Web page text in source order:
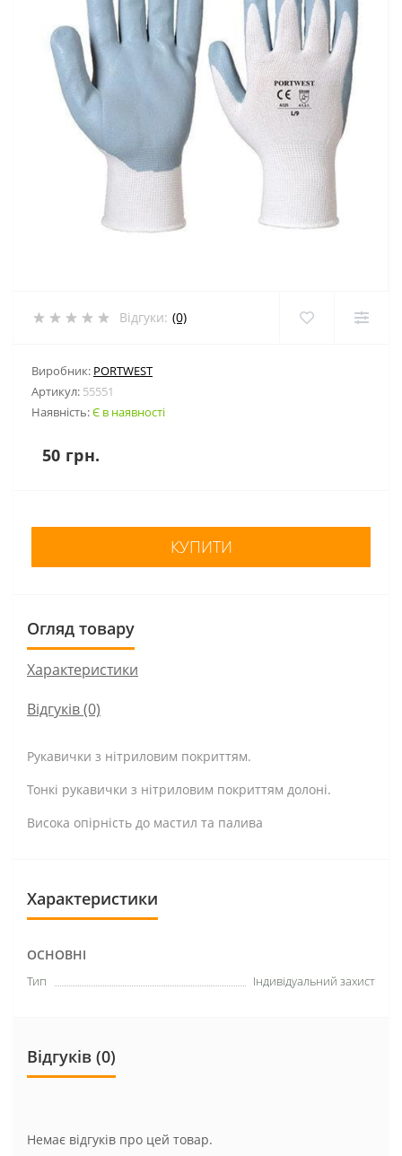
Відгуки: (0)
Виробник: PORTWEST
Артикул: 55551
Наявність:Є в наявності
50 грн.
КУПИТИ
Огляд товару
Характеристики
Відгуків (0)
Рукавички з нітриловим покриттям.
Тонкі рукавички з нітриловим покриттям долоні.
Висока опірність до мастил та палива
Характеристики
ОСНОВНІ
Тип Індивідуальний захист
Відгуків (0)
Немає відгуків про цей товар.